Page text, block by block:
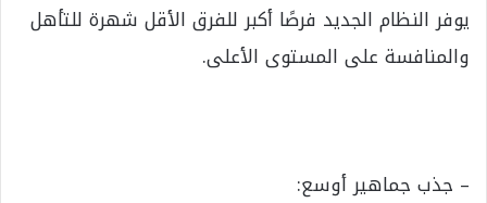
يوفر النظام الجديد فرصًا أكبر للفرق الأقل شهرة للتأهل
والمنافسة على المستوى الأعلى.
– جذب جماهير أوسع: